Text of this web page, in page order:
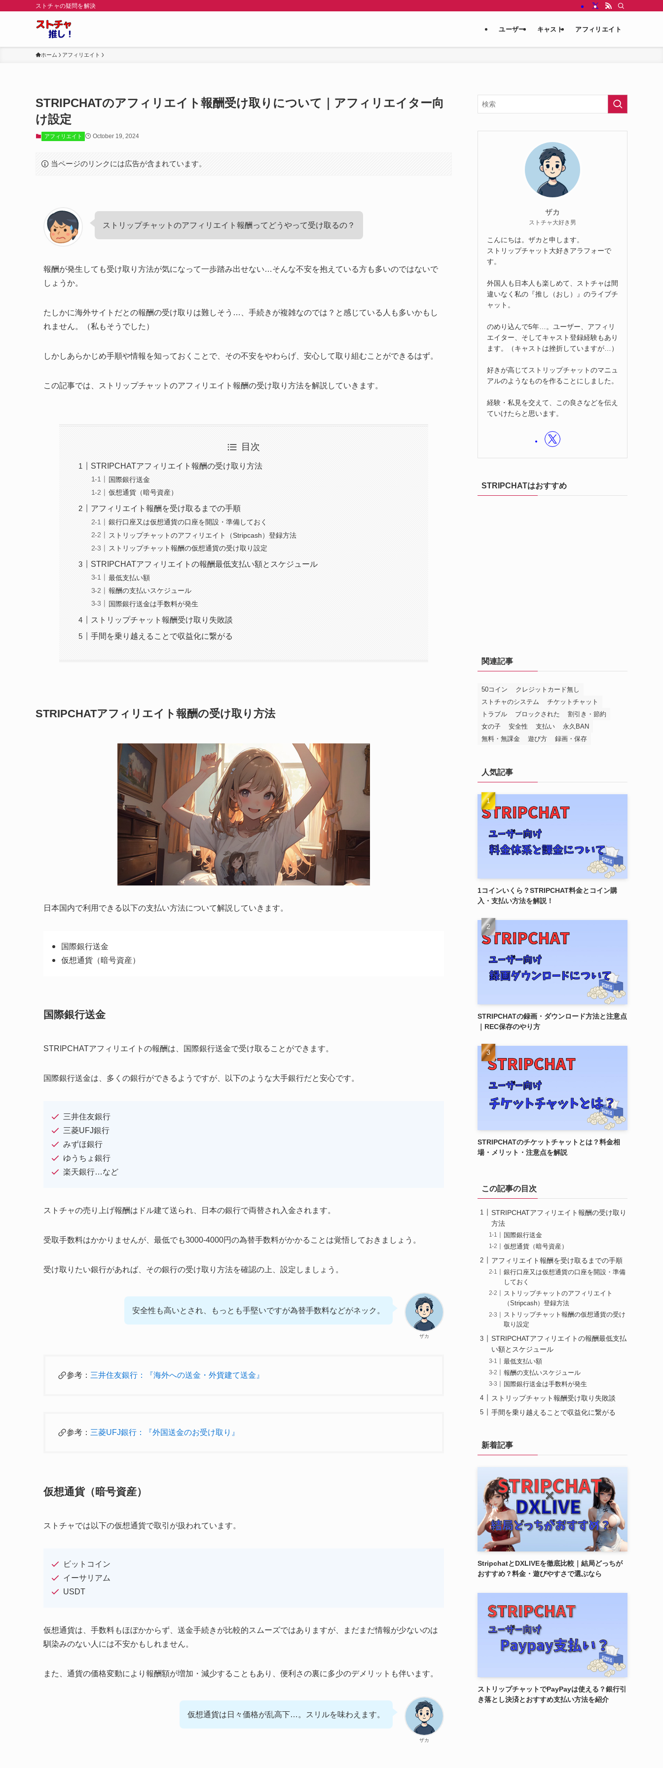
ストチャの疑問を解決
ユーザー キャスト アフィリエイト
ホーム アフィリエイト
STRIPCHATのアフィリエイト報酬受け取りについて｜アフィリエイター向
け設定
アフィリエイト October 19, 2024
当ページのリンクには広告が含まれています。
ストリップチャットのアフィリエイト報酬ってどうやって受け取るの？
報酬が発生しても受け取り方法が気になって一歩踏み出せない…そんな不安を抱えている方も多いのではないで
しょうか。
たしかに海外サイトだとの報酬の受け取りは難しそう…、手続きが複雑なのでは？と感じている人も多いかもし
れません。（私もそうでした）
しかしあらかじめ手順や情報を知っておくことで、その不安をやわらげ、安心して取り組むことができるはず。
この記事では、ストリップチャットのアフィリエイト報酬の受け取り方法を解説していきます。
目次
STRIPCHATアフィリエイト報酬の受け取り方法
国際銀行送金
仮想通貨（暗号資産）
アフィリエイト報酬を受け取るまでの手順
銀行口座又は仮想通貨の口座を開設・準備しておく
ストリップチャットのアフィリエイト（Stripcash）登録方法
ストリップチャット報酬の仮想通貨の受け取り設定
STRIPCHATアフィリエイトの報酬最低支払い額とスケジュール
最低支払い額
報酬の支払いスケジュール
国際銀行送金は手数料が発生
ストリップチャット報酬受け取り失敗談
手間を乗り越えることで収益化に繋がる
STRIPCHATアフィリエイト報酬の受け取り方法
日本国内で利用できる以下の支払い方法について解説していきます。
国際銀行送金
仮想通貨（暗号資産）
国際銀行送金
STRIPCHATアフィリエイトの報酬は、国際銀行送金で受け取ることができます。
国際銀行送金は、多くの銀行ができるようですが、以下のような大手銀行だと安心です。
三井住友銀行
三菱UFJ銀行
みずほ銀行
ゆうちょ銀行
楽天銀行…など
ストチャの売り上げ報酬はドル建て送られ、日本の銀行で両替され入金されます。
受取手数料はかかりませんが、最低でも3000-4000円の為替手数料がかかることは覚悟しておきましょう。
受け取りたい銀行があれば、その銀行の受け取り方法を確認の上、設定しましょう。
ザカ
安全性も高いとされ、もっとも手堅いですが為替手数料などがネック。
参考： 三井住友銀行： 『海外への送金・外貨建て送金』
参考： 三菱UFJ銀行：『外国送金のお受け取り』
仮想通貨（暗号資産）
ストチャでは以下の仮想通貨で取引が扱われています。
ビットコイン
イーサリアム
USDT
仮想通貨は、手数料もほぼかからず、送金手続きが比較的スムーズではありますが、まだまだ情報が少ないのは
馴染みのない人には不安かもしれません。
また、通貨の価格変動により報酬額が増加・減少することもあり、便利さの裏に多少のデメリットも伴います。
ザカ
仮想通貨は日々価格が乱高下…。スリルを味わえます。
ザカ
ストチャ大好き男
こんにちは。ザカと申します。
ストリップチャット大好きアラフォーで
す。
外国人も日本人も楽しめて、ストチャは間
違いなく私の『推し（おし）』のライブチ
ャット。
のめり込んで5年…。ユーザー、アフィリ
エイター、そしてキャスト登録経験もあり
ます。（キャストは挫折していますが…）
好きが高じてストリップチャットのマニュ
アルのようなものを作ることにしました。
経験・私見を交えて、この良さなどを伝え
ていけたらと思います。
STRIPCHATはおすすめ
関連記事
50コイン
クレジットカード無し
ストチャのシステム
チケットチャット
トラブル
ブロックされた
割引き・節約
女の子
安全性 支払い
永久BAN
無料・無課金
遊び方 録画・保存
人気記事
1コインいくら？STRIPCHAT料金とコイン購
入・支払い方法を解説！
STRIPCHATの録画・ダウンロード方法と注意点
｜REC保存のやり方
STRIPCHATのチケットチャットとは？料金相
場・メリット・注意点を解説
この記事の目次
STRIPCHATアフィリエイト報酬の受け取り
方法
国際銀行送金
仮想通貨（暗号資産）
アフィリエイト報酬を受け取るまでの手順
銀行口座又は仮想通貨の口座を開設・準備
しておく
ストリップチャットのアフィリエイト
（Stripcash）登録方法
ストリップチャット報酬の仮想通貨の受け
取り設定
STRIPCHATアフィリエイトの報酬最低支払
い額とスケジュール
最低支払い額
報酬の支払いスケジュール
国際銀行送金は手数料が発生
ストリップチャット報酬受け取り失敗談
手間を乗り越えることで収益化に繋がる
新着記事
StripchatとDXLIVEを徹底比較｜結局どっちが
おすすめ？料金・遊びやすさで選ぶなら
ストリップチャットでPayPayは使える？銀行引
き落とし決済とおすすめ支払い方法を紹介